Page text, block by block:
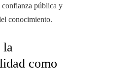
confianza pública y
conocimiento.
la
como